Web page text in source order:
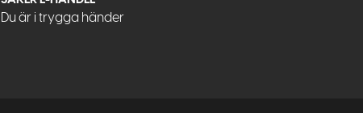
Du är i trygga händer